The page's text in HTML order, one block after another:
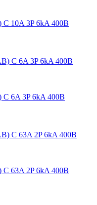
C 10A 3P 6kA 400В
C 6A 3P 6kA 400В
C 63A 2P 6kA 400В